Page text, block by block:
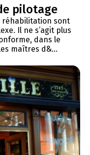
pilotage
réhabilitation sont
Il ne s’agit plus
dans le
maîtres d&...